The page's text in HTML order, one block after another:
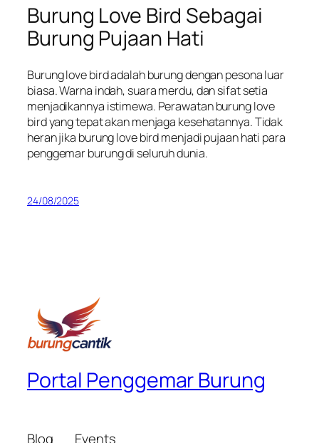
Burung Love Bird Sebagai
Burung Pujaan Hati
Burung love bird adalah burung dengan pesona luar
biasa. Warna indah, suara merdu, dan sifat setia
menjadikannya istimewa. Perawatan burung love
bird yang tepat akan menjaga kesehatannya. Tidak
heran jika burung love bird menjadi pujaan hati para
penggemar burung di seluruh dunia.
24/08/2025
Portal Penggemar Burung
Blog Events